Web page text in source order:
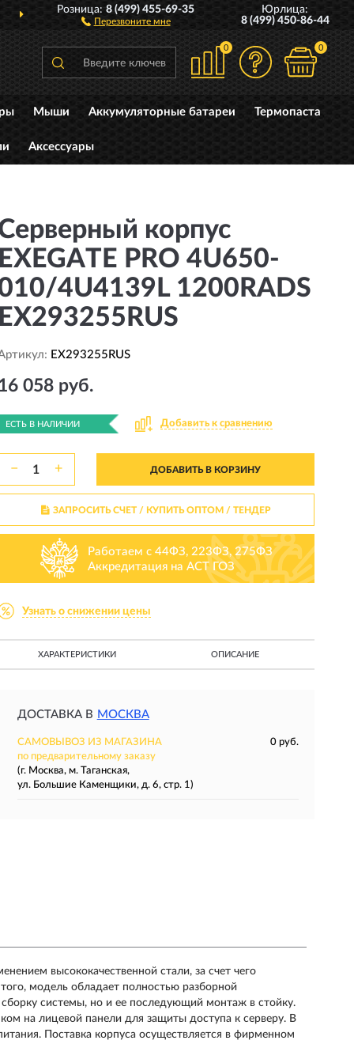
ДОСТАВИМ ПО ВСЕЙ РОССИИ
Розница:8 (499) 455-69-35
Перезвоните мне
Юрлица:
8 (499) 450-86-44
0 0
Мыши Аккумуляторные батареи Термопаста
Аксессуары
корпус
PRO 4U650-
4U4139L 1200RADS
EX293255RUS
058 руб.
ЕСТЬ В НАЛИЧИИ Добавить к сравнению
− + ДОБАВИТЬ В КОРЗИНУ
ЗАПРОСИТЬ СЧЕТ / КУПИТЬ ОПТОМ/ ТЕНДЕР
Работаем с 44ФЗ, 223ФЗ, 275ФЗ
Аккредитация на АСТ ГОЗ
Узнать о снижении цены
ХАРАКТЕРИСТИКИ ОПИСАНИЕ
ДОСТАВКА В МОСКВА
САМОВЫВОЗ ИЗ МАГАЗИНА
0 руб.
по предварительному заказу
(г. Москва, м. Таганская,
ул. Большие Каменщики, д. 6, стр. 1)
высококачественной стали, за счет чего
модель обладает полностью разборной
системы, но и ее последующий монтаж в стойку.
на лицевой панели для защиты доступа к серверу. В
Поставка корпуса осуществляется в фирменном